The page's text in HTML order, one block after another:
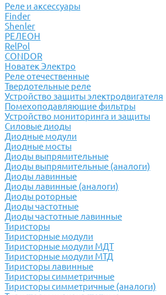
Реле и аксессуары
Finder
Shenler
РЕЛЕОН
RelPol
CONDOR
Новатек Электро
Реле отечественные
Твердотельные реле
Устройство защиты электродвигателя
Помехоподавляющие фильтры
Устройство мониторинга и защиты
Силовые диоды
Диодные модули
Диодные мосты
Диоды выпрямительные
Диоды выпрямительные (аналоги)
Диоды лавинные
Диоды лавинные (аналоги)
Диоды роторные
Диоды частотные
Диоды частотные лавинные
Тиристоры
Тиристорные модули
Тиристорные модули МДТ
Тиристорные модули МТД
Тиристоры лавинные
Тиристоры симметричные
Тиристоры симметричные (аналоги)